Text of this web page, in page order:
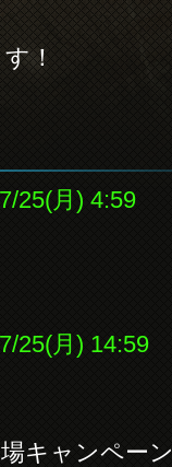
！
25(月) 4:59
25(月) 14:59
キャンペーン